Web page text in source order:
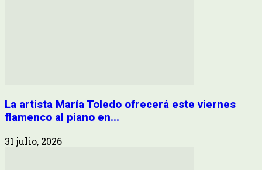
La artista María Toledo ofrecerá este viernes
flamenco al piano en...
31 julio, 2026